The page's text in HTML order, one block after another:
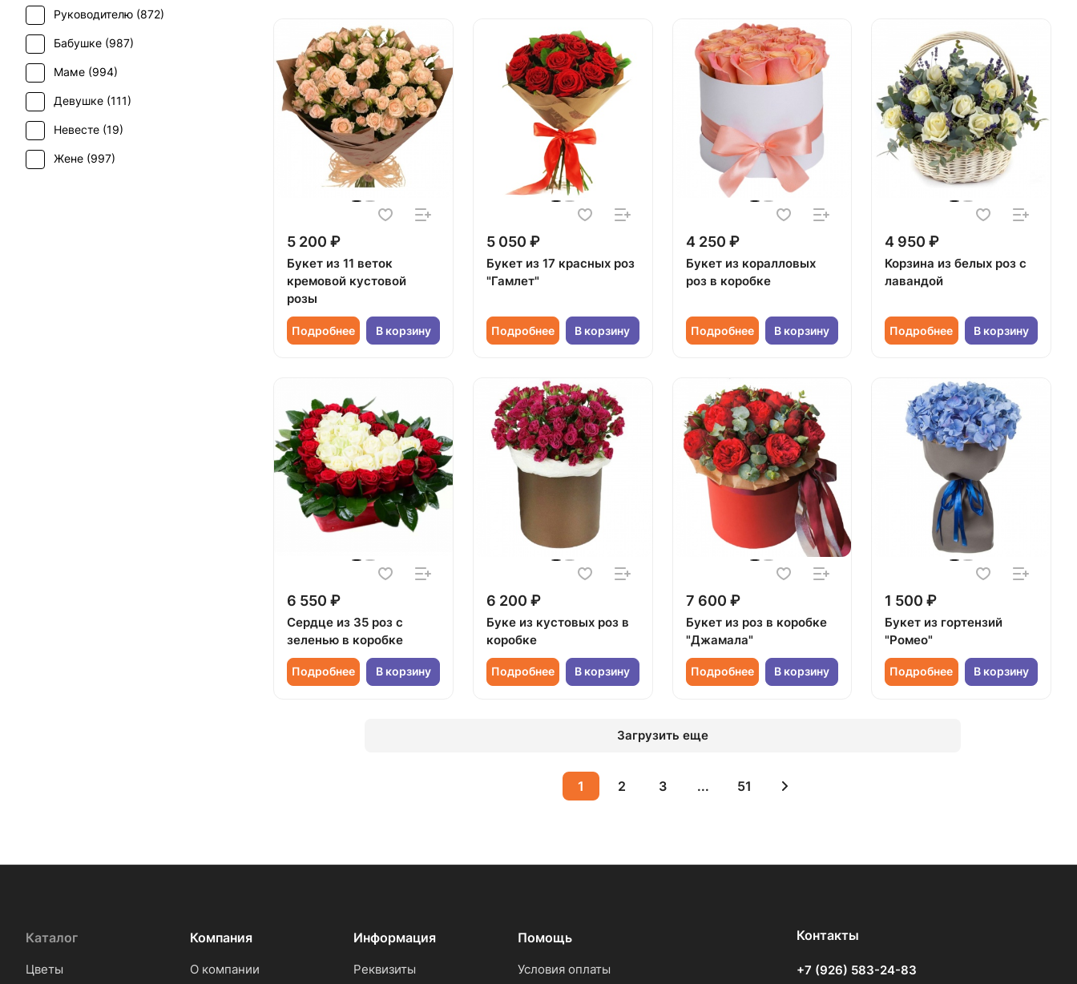
5 200 ₽
Букет из 11 веток
кремовой кустовой
розы
Подробнее В корзину
5 050 ₽
Букет из 17 красных роз
"Гамлет"
Подробнее В корзину
4 250 ₽
Букет из коралловых
роз в коробке
Подробнее В корзину
4 950 ₽
Корзина из белых роз с
лавандой
Подробнее В корзину
6 550 ₽
Сердце из 35 роз с
зеленью в коробке
Подробнее В корзину
6 200 ₽
Буке из кустовых роз в
коробке
Подробнее В корзину
7 600 ₽
Букет из роз в коробке
"Джамала"
Подробнее В корзину
1 500 ₽
Букет из гортензий
"Ромео"
Подробнее В корзину
Загрузить еще
1 2 3 ... 51
Первое свидание (943
Последний звонок (
Рождение ребенка (
Рождество ( 114
Свадьба (8)
Татьянин день (
Руководителю (872)
Бабушке (987)
Маме (994)
Девушке (111)
Невесте (19)
Жене (997)
Каталог
Цветы
Компания
О компании
Информация
Реквизиты
Помощь
Условия оплаты
Контакты
+7 (926) 583-24-83